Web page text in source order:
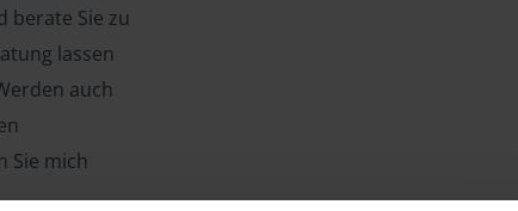
berate Sie zu
lassen
auch
Sie mich